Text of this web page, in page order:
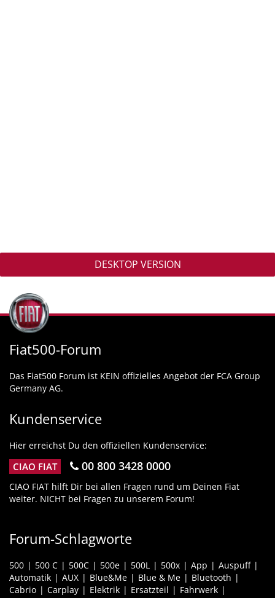
DESKTOP VERSION
Fiat500-Forum
Das Fiat500 Forum ist KEIN offizielles Angebot der FCA Group
Germany AG.
Kundenservice
Hier erreichst Du den offiziellen Kundenservice:
CIAO FIAT 00 800 3428 0000
CIAO FIAT hilft Dir bei allen Fragen rund um Deinen Fiat
weiter. NICHT bei Fragen zu unserem Forum!
Forum-Schlagworte
500 500 C 500C 500e 500L 500x App
Auspuff
Automatik
AUX Blue&Me Blue & Me
Bluetooth
Cabrio
Carplay Elektrik Ersatzteil
Fahrwerk